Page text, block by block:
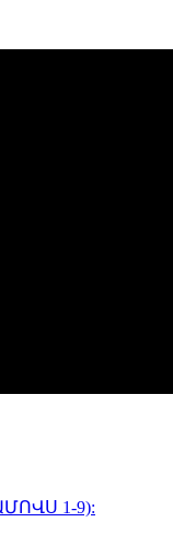
1-9):